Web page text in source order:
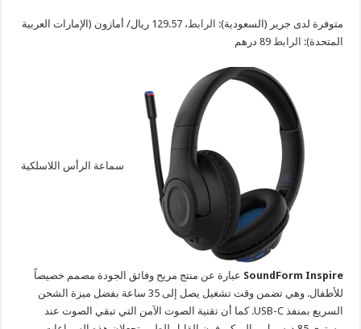
متوفرة لدى جرير (السعودية): الرابط
، 129.57 ريال/ أمازون (الإمارات العربية
المتحدة): الرابط89 درهم
سماعة الرأس اللاسلكية
SoundForm Inspireعبارة عن منتج مريح وفائق الجودة مصمم خصيصاً
للأطفال. وهي تضمن وقت تشغيل يصل إلى 35 ساعة بفضل ميزة الشحن
السريع بمنفذ USB-C. كما أن تقنية الصوت الآمن التي تبقي الصوت عند